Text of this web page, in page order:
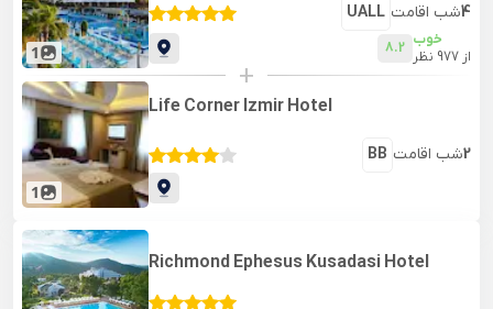
1
UALL شب اقامت4
8.2 خوب
از 977 نظر
+
1
Life Corner Izmir Hotel
BB شب اقامت2
Richmond Ephesus Kusadasi Hotel